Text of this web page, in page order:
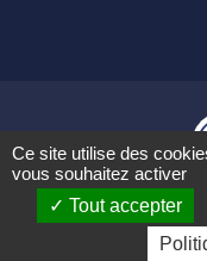
Ce site utilise des
vous souhaitez activer
Tout accepter
SATT